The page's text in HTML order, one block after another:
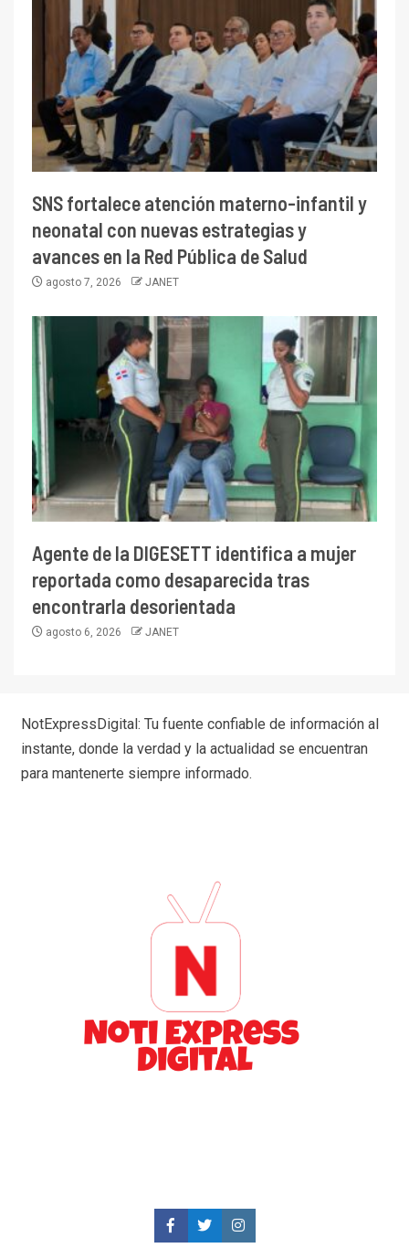
SNS fortalece atención materno-infantil y
neonatal con nuevas estrategias y
avances en la Red Pública de Salud
agosto 7, 2026 JANET
Agente de la DIGESETT identifica a mujer
reportada como desaparecida tras
encontrarla desorientada
agosto 6, 2026 JANET
NotExpressDigital: Tu fuente confiable de información al
instante, donde la verdad y la actualidad se encuentran
para mantenerte siempre informado.